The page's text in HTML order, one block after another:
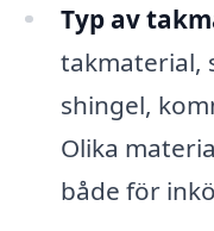
Typ av
takmaterial,
shingel,
Olika
både för